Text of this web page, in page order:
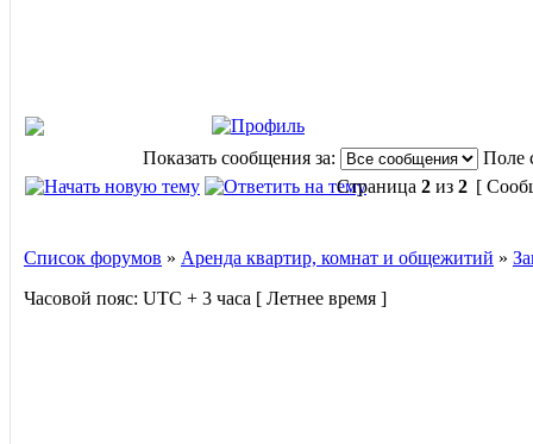
Показать сообщения за:
Поле
Страница 2 из 2 [
Список форумов » Аренда квартир, комнат и общежитий »
Часовой пояс: UTC + 3 часа [ Летнее время ]